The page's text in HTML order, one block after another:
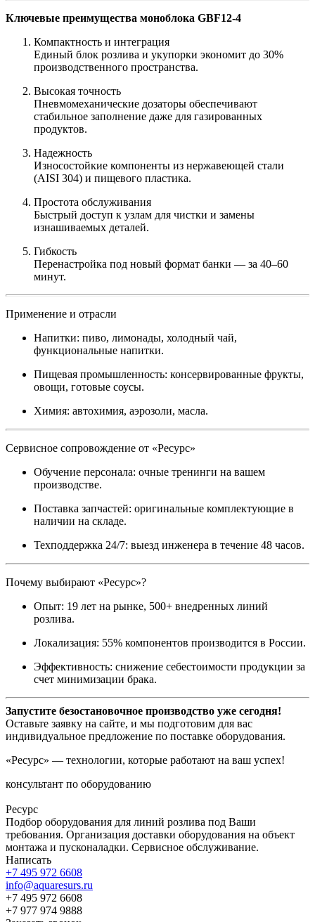
Ключевые преимущества моноблока GBF12-4
Компактность и интеграция
Единый блок розлива и укупорки экономит до 30%
производственного пространства.
Высокая точность
Пневмомеханические дозаторы обеспечивают
стабильное заполнение даже для газированных
продуктов.
Надежность
Износостойкие компоненты из нержавеющей стали
(AISI 304) и пищевого пластика.
Простота обслуживания
Быстрый доступ к узлам для чистки и замены
изнашиваемых деталей.
Гибкость
Перенастройка под новый формат банки — за 40–60
минут.
Применение и отрасли
Напитки: пиво, лимонады, холодный чай,
функциональные напитки.
Пищевая промышленность: консервированные фрукты,
овощи, готовые соусы.
Химия: автохимия, аэрозоли, масла.
Сервисное сопровождение от «Ресурс»
Обучение персонала: очные тренинги на вашем
производстве.
Поставка запчастей: оригинальные комплектующие в
наличии на складе.
Техподдержка 24/7: выезд инженера в течение 48 часов.
Почему выбирают «Ресурс»?
Опыт: 19 лет на рынке, 500+ внедренных линий
розлива.
Локализация: 55% компонентов производится в России.
Эффективность: снижение себестоимости продукции за
счет минимизации брака.
Запустите безостановочное производство уже сегодня!
Оставьте заявку на сайте, и мы подготовим для вас
индивидуальное предложение по поставке оборудования.
«Ресурс» — технологии, которые работают на ваш успех!
консультант по оборудованию
Ресурс
Подбор оборудования для линий розлива под Ваши
требования. Организация доставки оборудования на объект
монтажа и пусконаладки. Сервисное обслуживание.
Написать
+7 495 972 6608
info@aquaresurs.ru
+7 495 972 6608
+7 977 974 9888